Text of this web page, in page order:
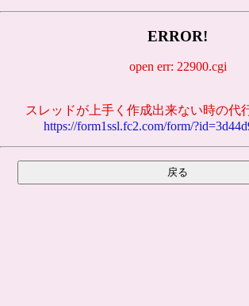
ERROR!
open err: 22900.cgi
スレッドが上手く作成出来ない時の代
https://form1ssl.fc2.com/form/